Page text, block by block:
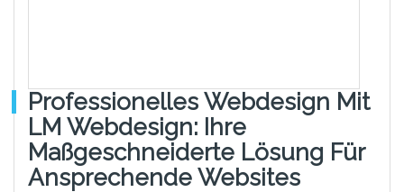
Professionelles Webdesign Mit
LM Webdesign: Ihre
Maßgeschneiderte Lösung Für
Ansprechende Websites